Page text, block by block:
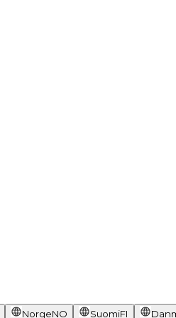
NorgeNO SuomiFI